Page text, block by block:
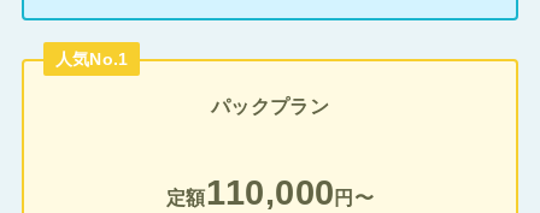
人気No.1
パックプラン
定額110,000 円〜